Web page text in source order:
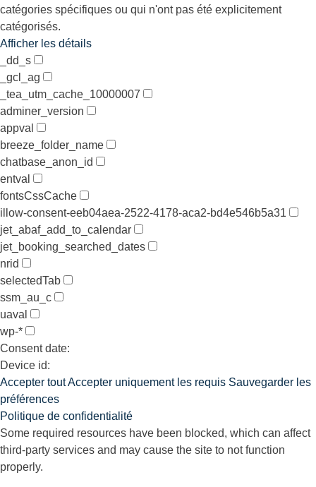
catégories spécifiques ou qui n'ont pas été explicitement
catégorisés.
Afficher les détails
_dd_s
_gcl_ag
_tea_utm_cache_10000007
adminer_version
appval
breeze_folder_name
chatbase_anon_id
entval
fontsCssCache
illow-consent-eeb04aea-2522-4178-aca2-bd4e546b5a31
jet_abaf_add_to_calendar
jet_booking_searched_dates
nrid
selectedTab
ssm_au_c
uaval
wp-*
Consent date:
Device id:
Accepter toutAccepter uniquement les requis Sauvegarder les
préférences
Politique de confidentialité
Some required resources have been blocked, which can affect
third-party services and may cause the site to not function
properly.